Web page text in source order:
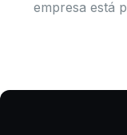
empresa está